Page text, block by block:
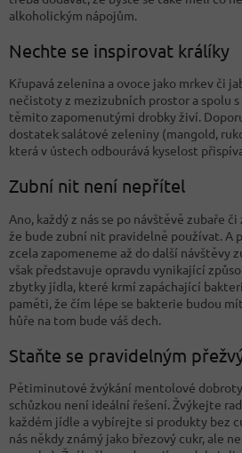
alkoholickým nápojům.
Nechte se inspirovat králíky
Křupavá zelenina a ovoce jako mrkev či
nečistoty z mezizubních prostor a spolu
těmito zapomenutými drobky živí.
dostatek salátové zeleniny (mangold,
která v ústech odbourává kyselost
Zubní nit není nepřítel
Ano, každý z nás se po návštěvě zubaře
že bude zubní nit pravidelně používat. A
zcela zapomeneme až do další návštěvy
však představuje opravdu vynikající
zbytky jídla, které krmí zapáchající
paměti, že čím lépe se bakterie budou
hůře na tom bude váš dech.
Staňte se pravidelným
Pětiminutové žvýkání mentolové
schůzkou není ideální řešení. Žvýkejte
každém jídle a vybírejte si produkty bez
nás někdy známý jako březový cukr, ale